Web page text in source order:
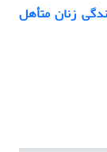
زنان ‌متأهل